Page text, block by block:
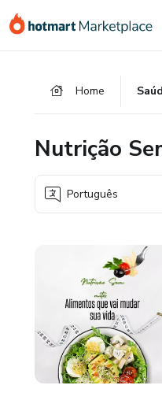
para
para
para
Home
Nutrição
Português